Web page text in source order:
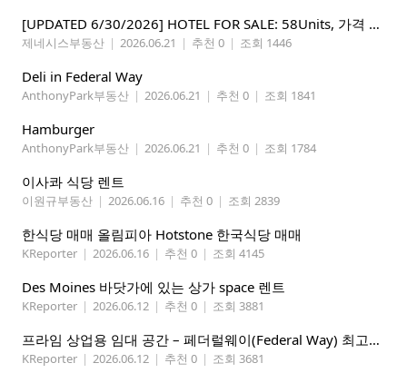
[UPDATED 6/30/2026] HOTEL FOR SALE: 58Units, 가격 295만불, 연매상 135만불
제네시스부동산 | 2026.06.21 | 추천 0 | 조회 1446
Deli in Federal Way
AnthonyPark부동산 | 2026.06.21 | 추천 0 | 조회 1841
Hamburger
AnthonyPark부동산 | 2026.06.21 | 추천 0 | 조회 1784
이사콰 식당 렌트
이원규부동산 | 2026.06.16 | 추천 0 | 조회 2839
한식당 매매 올림피아 Hotstone 한국식당 매매
KReporter | 2026.06.16 | 추천 0 | 조회 4145
Des Moines 바닷가에 있는 상가 space 렌트
KReporter | 2026.06.12 | 추천 0 | 조회 3881
프라임 상업용 임대 공간 – 페더럴웨이(Federal Way) 최고의 가시성 입지
KReporter | 2026.06.12 | 추천 0 | 조회 3681